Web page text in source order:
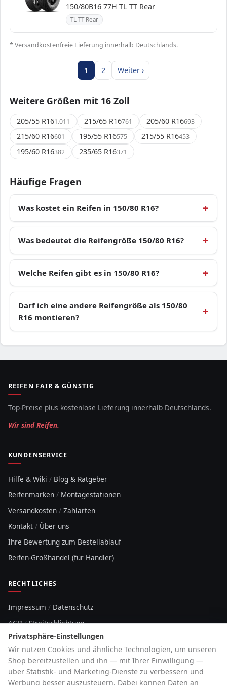
150/80B16 77H TL TT Rear
TL TT Rear
* Versandkostenfreie Lieferung innerhalb Deutschlands.
1 2 Weiter ›
Weitere Größen mit 16 Zoll
205/55 R161.011 215/65 R16761 205/60 R16693
215/60 R16601 195/55 R16575 215/55 R16453
195/60 R16382 235/65 R16371
Häufige Fragen
Was kostet ein Reifen in 150/80 R16?
Was bedeutet die Reifengröße 150/80 R16?
Welche Reifen gibt es in 150/80 R16?
Darf ich eine andere Reifengröße als 150/80
R16 montieren?
REIFEN FAIR & GÜNSTIG
Top-Preise plus kostenlose Lieferung innerhalb Deutschlands.
Wir sind Reifen.
KUNDENSERVICE
Hilfe & Wiki / Blog & Ratgeber
Reifenmarken / Montagestationen
Versandkosten / Zahlarten
Kontakt / Über uns
Ihre Bewertung zum Bestellablauf
Reifen-Großhandel (für Händler)
RECHTLICHES
Impressum / Datenschutz
AGB/Streitschlichtung
Sitemap
Cookie-Hinweis
HOTLINE
Privatsphäre-Einstellungen
Wir nutzen Cookies und ähnliche Technologien, um unseren
Shop bereitzustellen und ihn — mit Ihrer Einwilligung —
über Statistik- und Marketing-Dienste zu verbessern und
Werbung besser auszusteuern. Dabei können Daten an